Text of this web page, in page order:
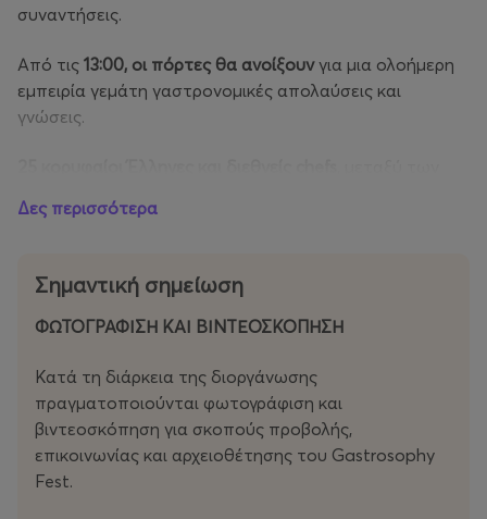
συναντήσεις.
Από τις 13:00, οι πόρτες θα ανοίξουνγια μια ολοήμερη
εμπειρία γεμάτη γαστρονομικές απολαύσεις και
γνώσεις.
Νίκος Καραθάνος
Ξενάκης, οΜανώλης Παπουτσάκης
Πέσκιας, οΠέτρος Συρίγοςκαι οΑλέξανδρος Τσιοτίνης
από την Ελλάδα και το εξωτερικό, θα μοιραστούν τις
ιδέες και τις δημιουργίες τους μέσα από ομιλίες,
συζητήσεις και μοναδικά cooking experiences,
προσφέροντας στο κοινό μια μοναδική ευκαιρία να
ανακαλύψει τις τάσεις που διαμορφώνουν το μέλλον
Δες περισσότερα
Σημαντική σημείωση
ΦΩΤΟΓΡΑΦΙΣΗ ΚΑΙ ΒΙΝΤΕΟΣΚΟΠΗΣΗ
Κατά τη διάρκεια της διοργάνωσης
πραγματοποιούνται φωτογράφιση και
βιντεοσκόπηση για σκοπούς προβολής,
επικοινωνίας και αρχειοθέτησης του Gastrosophy
Fest.